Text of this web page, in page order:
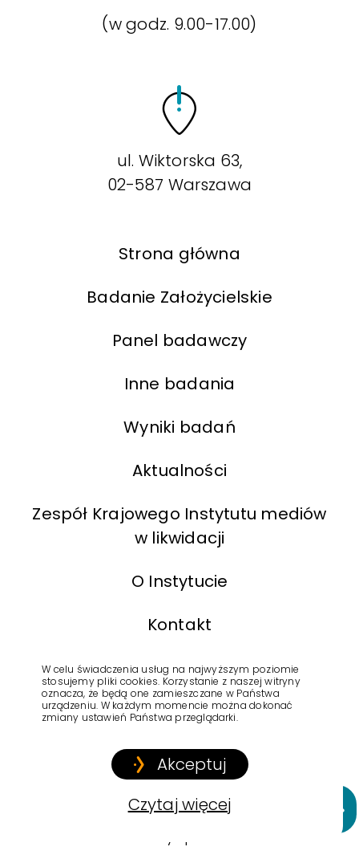
(w godz. 9.00-17.00)
ul. Wiktorska 63,
02-587 Warszawa
Strona główna
Badanie Założycielskie
Panel badawczy
Inne badania
Wyniki badań
Aktualności
Zespół Krajowego Instytutu mediów
w likwidacji
O Instytucie
Kontakt
BIP
Polityka Prywatności
Copyright © 2022Krajowy Instytut Mediów
W celu świadczenia usług na najwyższym poziomie
stosujemy pliki cookies. Korzystanie z naszej witryny
oznacza, że będą one zamieszczane w Państwa
urządzeniu. W każdym momencie można dokonać
zmiany ustawień Państwa przeglądarki.
Akceptuj
Czytaj więcej